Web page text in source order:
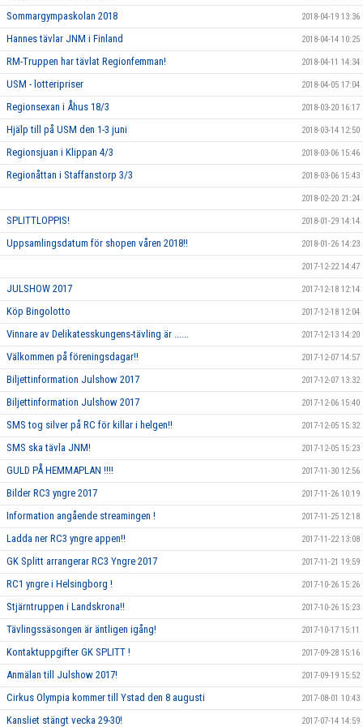
Sommargympaskolan 2018 2018-04-19 13:36
Hannes tävlar JNM i Finland 2018-04-14 10:25
RM-Truppen har tävlat Regionfemman! 2018-04-11 14:34
USM - lotteripriser 2018-04-05 17:04
Regionsexan i Åhus 18/3 2018-03-20 16:17
Hjälp till på USM den 1-3 juni 2018-03-14 12:50
Regionsjuan i Klippan 4/3 2018-03-06 15:46
Regionåttan i Staffanstorp 3/3 2018-03-06 15:43
2018-02-20 21:24
SPLITTLOPPIS! 2018-01-29 14:14
Uppsamlingsdatum för shopen våren 2018!! 2018-01-26 14:23
2017-12-22 14:47
JULSHOW 2017 2017-12-18 12:14
Köp Bingolotto 2017-12-18 12:04
Vinnare av Delikatesskungens-tävling är ...... 2017-12-13 14:20
Välkommen på föreningsdagar!! 2017-12-07 14:57
Biljettinformation Julshow 2017 2017-12-07 13:32
Biljettinformation Julshow 2017 2017-12-06 15:40
SMS tog silver på RC för killar i helgen!! 2017-12-05 15:32
SMS ska tävla JNM! 2017-12-05 15:23
GULD PÅ HEMMAPLAN !!!! 2017-11-30 12:56
Bilder RC3 yngre 2017 2017-11-26 10:19
Information angående streamingen ! 2017-11-25 12:18
Ladda ner RC3 yngre appen!! 2017-11-22 13:08
GK Splitt arrangerar RC3 Yngre 2017 2017-11-21 19:59
RC1 yngre i Helsingborg ! 2017-10-26 15:26
Stjärntruppen i Landskrona!! 2017-10-26 15:23
Tävlingssäsongen är äntligen igång! 2017-10-17 15:11
Kontaktuppgifter GK SPLITT ! 2017-09-28 15:16
Anmälan till Julshow 2017! 2017-09-19 15:52
Cirkus Olympia kommer till Ystad den 8 augusti 2017-08-01 10:43
Kansliet stängt vecka 29-30! 2017-07-14 14:59